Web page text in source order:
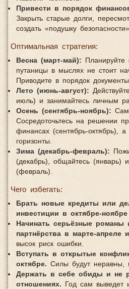
Привести в порядок
Закрыть старые долги,
создать «подушку
Оптимальная стратегия:
Весна (март-май): Планируйте
путаницы в мыслях не стоит
Приводите в порядок
Лето (июнь-август):
июль) и занимайтесь личным
Осень (сентябрь-ноябрь):
Сосредоточьтесь на решении
финансах (сентябрь-октябрь),
горизонты.
Зима (декабрь-февраль):
(декабрь), общайтесь (январь)
(февраль).
Чего избегать:
Брать новые кредиты или
инвестиции в октябре-ноябре
Начинать серьёзные
партнёрства в марте-апреле
высок риск ошибки.
Вступать в открытые
октябре. Силы будут неравны,
Держать в себе обиды и не
отношениях. Год сам выведет